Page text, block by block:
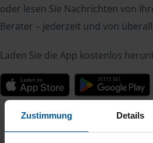
Zustimmung Details
oder lesen Sie Nachrichten von
Berater – jederzeit und von
Laden Sie die App kostenlos